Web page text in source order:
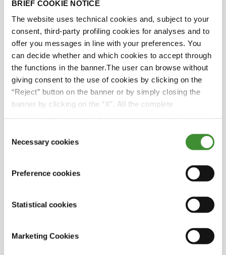
BRIEF COOKIE NOTICE
The website uses technical cookies and, subject to your
consent, third-party profiling cookies for analyses and to
offer you messages in line with your preferences. You
can decide whether and which cookies to accept through
the functions in the banner.The user can browse without
giving consent to the use of cookies by clicking on the
“Reject” button on the banner or by simply closing the
banner by clicking on the “X”. All the complete
Selection
Necessary cookies
Preference cookies
Statistical cookies
Marketing Cookies
Sabias?
● A maioria dos colaboradores da BKT Europe
são mulheres e contribuem de forma
qualitativa para a organização.
mulheres empresárias e participando
ativamente em iniciativas como a Conferência
Europe, é a prova de que as mulheres podem
ser bem-sucedidas na indústria e encontrar o